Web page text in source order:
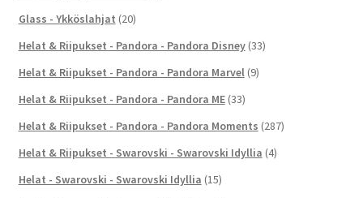
Glass - Ykköslahjat (20)
Helat & Riipukset - Pandora - Pandora Disney (33)
Helat & Riipukset - Pandora - Pandora Marvel (9)
Helat & Riipukset - Pandora - Pandora ME (33)
Helat & Riipukset - Pandora - Pandora Moments (287)
Helat & Riipukset - Swarovski - Swarovski Idyllia (4)
Helat - Swarovski - Swarovski Idyllia (15)